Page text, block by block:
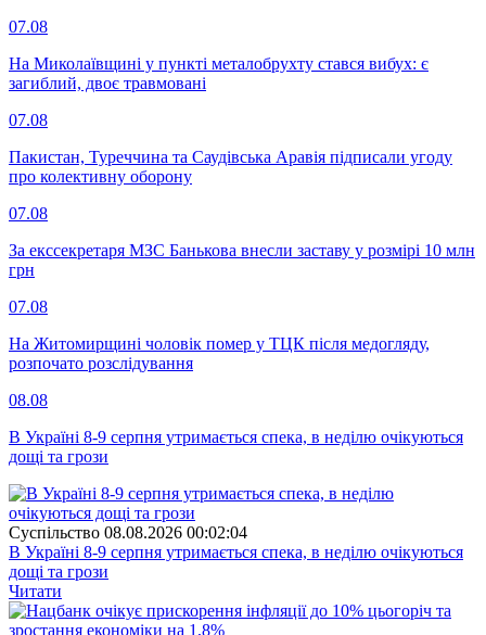
07.08
На Миколаївщині у пункті металобрухту стався вибух: є
загиблий, двоє травмовані
07.08
Пакистан, Туреччина та Саудівська Аравія підписали угоду
про колективну оборону
07.08
За екссекретаря МЗС Банькова внесли заставу у розмірі 10 млн
грн
07.08
На Житомирщині чоловік помер у ТЦК після медогляду,
розпочато розслідування
08.08
В Україні 8-9 серпня утримається спека, в неділю очікуються
дощі та грози
Суспiльство 08.08.2026 00:02:04
В Україні 8-9 серпня утримається спека, в неділю очікуються
дощі та грози
Читати